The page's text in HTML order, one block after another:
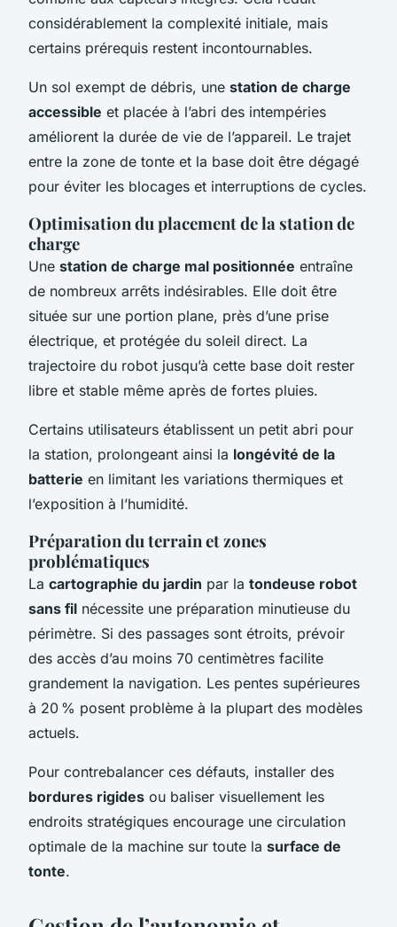
considérablement la complexité initiale, mais
certains prérequis restent incontournables.
Un sol exempt de débris, une station de charge
accessible et placée à l’abri des intempéries
améliorent la durée de vie de l’appareil. Le trajet
entre la zone de tonte et la base doit être dégagé
pour éviter les blocages et interruptions de cycles.
Optimisation du placement de la station de
charge
Une station de charge mal positionnée entraîne
de nombreux arrêts indésirables. Elle doit être
située sur une portion plane, près d’une prise
électrique, et protégée du soleil direct. La
trajectoire du robot jusqu’à cette base doit rester
libre et stable même après de fortes pluies.
Certains utilisateurs établissent un petit abri pour
la station, prolongeant ainsi la longévité de la
batterie en limitant les variations thermiques et
l’exposition à l’humidité.
Préparation du terrain et zones
problématiques
La cartographie du jardin par la tondeuse robot
sans fil nécessite une préparation minutieuse du
périmètre. Si des passages sont étroits, prévoir
des accès d’au moins 70 centimètres facilite
grandement la navigation. Les pentes supérieures
à 20 % posent problème à la plupart des modèles
actuels.
Pour contrebalancer ces défauts, installer des
bordures rigides ou baliser visuellement les
endroits stratégiques encourage une circulation
optimale de la machine sur toute la surface de
tonte.